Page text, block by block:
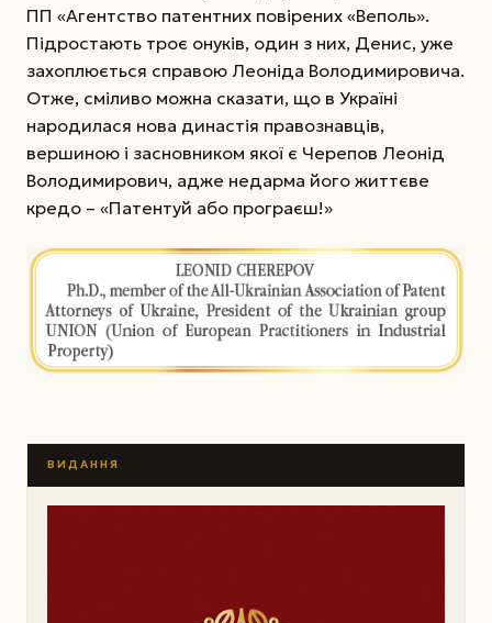
ПП «Агентство патент­них повірених «Веполь».
Підростають троє онуків, один з них, Денис, уже
захоплюється справою Леоніда Володимировича.
Отже, сміливо можна сказати, що в Україні
народилася нова династія правознавців,
вершиною і засновником якої є Черепов Леонід
Володимирович, адже недарма його ­життєве
кредо – «Патентуй або програєш!»
ВИДАННЯ